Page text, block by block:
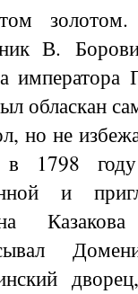
В.
обласкан
но не
в 1798
и